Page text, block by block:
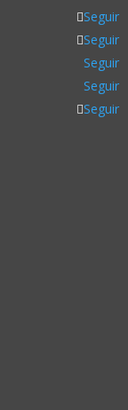
Seguir
Seguir
Seguir
Seguir
Seguir